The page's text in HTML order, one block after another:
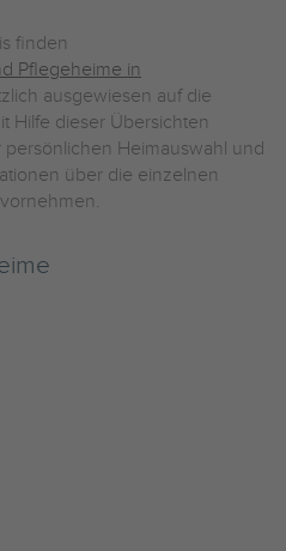
finden
Pflegeheime in
ausgewiesen auf die
Hilfe dieser Übersichten
Heimauswahl und
über die einzelnen